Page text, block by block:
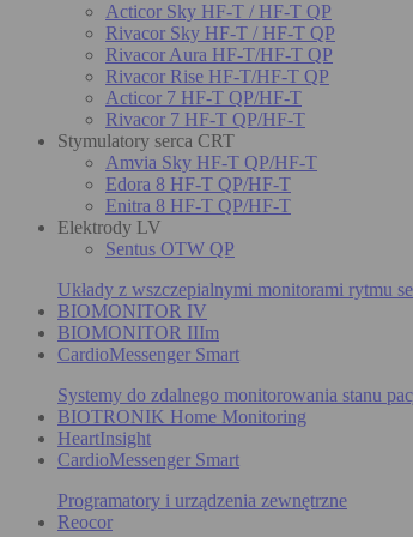
Acticor Sky HF-T / HF-T QP
Rivacor Sky HF-T / HF-T QP
Rivacor Aura HF-T/HF-T QP
Rivacor Rise HF-T/HF-T QP
Acticor 7 HF-T QP/HF-T
Rivacor 7 HF-T QP/HF-T
Stymulatory serca CRT
Amvia Sky HF-T QP/HF-T
Edora 8 HF-T QP/HF-T
Enitra 8 HF-T QP/HF-T
Elektrody LV
Sentus OTW QP
Układy z wszczepialnymi monitorami rytmu
BIOMONITOR IV
BIOMONITOR IIIm
CardioMessenger Smart
Systemy do zdalnego monitorowania stanu
BIOTRONIK Home Monitoring
HeartInsight
CardioMessenger Smart
Programatory i urządzenia zewnętrzne
Reocor